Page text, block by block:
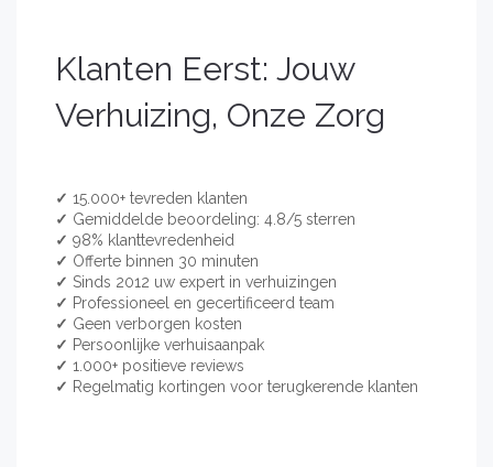
Klanten Eerst: Jouw
Verhuizing, Onze Zorg
✓ 15.000+ tevreden klanten
✓ Gemiddelde beoordeling: 4.8/5 sterren
✓ 98% klanttevredenheid
✓ Offerte binnen 30 minuten
✓ Sinds 2012 uw expert in verhuizingen
✓ Professioneel en gecertificeerd team
✓ Geen verborgen kosten
✓ Persoonlijke verhuisaanpak
✓ 1.000+ positieve reviews
✓ Regelmatig kortingen voor terugkerende klanten